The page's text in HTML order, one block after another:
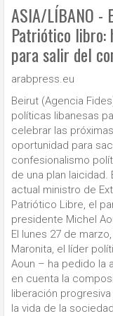
ASIA/LÍBANO -
Patriótico libro:
para salir del
arabpress.eu
Beirut (Agencia
políticas libanesas
celebrar las
oportunidad para
confesionalismo
de una plan laicidad.
actual ministro de
Patriótico Libre, el
presidente Michel
El lunes 27 de
Maronita, el líder
Aoun – ha pedido la
en cuenta la
liberación
la vida de la